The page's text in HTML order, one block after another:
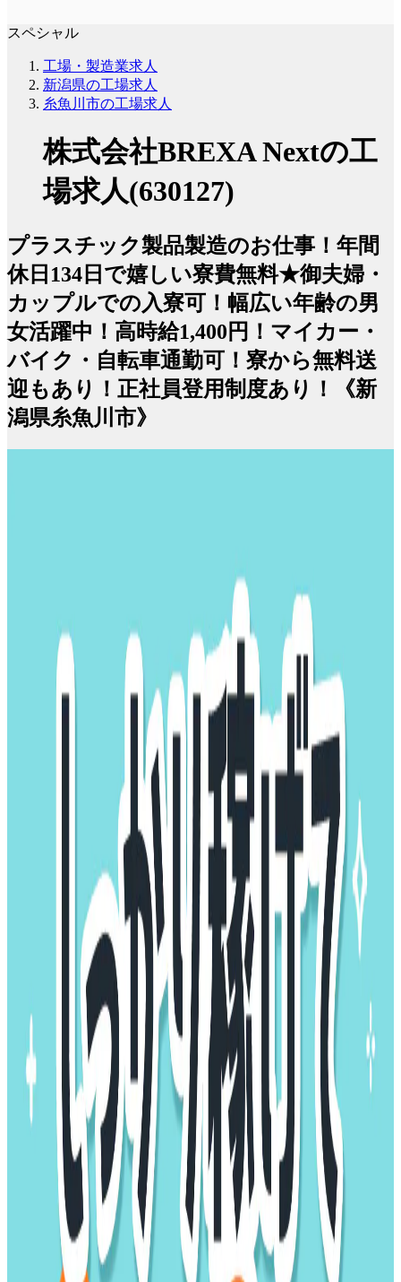
スペシャル
工場・製造業求人
新潟県の工場求人
糸魚川市の工場求人
株式会社BREXA Nextの工
場求人(630127)
プラスチック製品製造のお仕事！年間
休日134日で嬉しい寮費無料★御夫婦・
カップルでの入寮可！幅広い年齢の男
女活躍中！高時給1,400円！マイカー・
バイク・自転車通勤可！寮から無料送
迎もあり！正社員登用制度あり！《新
潟県糸魚川市》